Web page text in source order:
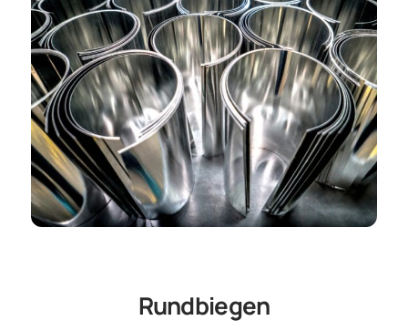
Rundbiegen